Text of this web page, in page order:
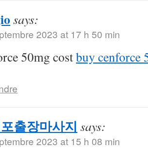
says:
2023 at 17 h 50 min
50mg costbuy cenforce
출장마사지 says:
2023 at 15 h 08 min